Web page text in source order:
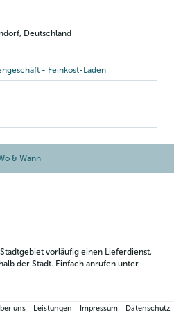
, Deutschland
Feinkost-Laden
& Wann
vorläufig einen Lieferdienst,
der Stadt. Einfach anrufen unter
- 18:30 Uhr
uns Leistungen Impressum Datenschutz